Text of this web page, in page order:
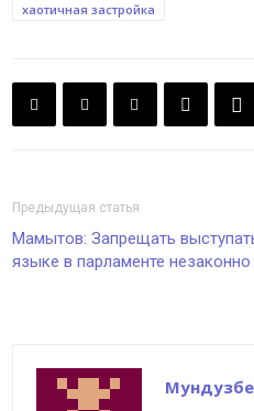
хаотичная застройка
Предыдущая статья
Мамытов: Запрещать
языке в парламенте незаконно